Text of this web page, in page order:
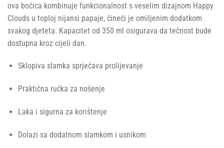
ova bočica kombinuje funkcionalnost s veselim dizajnom Happy
Clouds u toploj nijansi papaje, čineći je omiljenim dodatkom
svakog djeteta. Kapacitet od 350 ml osigurava da tečnost bude
dostupna kroz cijeli dan.
Sklopiva slamka sprječava prolijevanje
Praktična ručka za nošenje
Laka i sigurna za korištenje
Dolazi sa dodatnom slamkom i usnikom